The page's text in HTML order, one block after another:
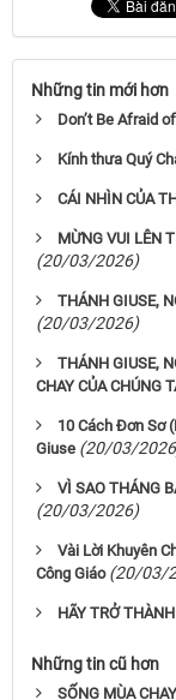
Những tin mới hơn
Don’t Be Afraid
Kính thưa Quý
CÁI NHÌN CỦA
MỪNG VUI LÊN
(20/03/2026)
THÁNH GIUSE,
(20/03/2026)
THÁNH GIUSE,
CHAY CỦA CHÚNG
10 Cách Đơn Sơ
Giuse (20/03/
VÌ SAO THÁNG
(20/03/2026)
Vài Lời Khuyên
Công Giáo (20/03/
HÃY TRỞ
Những tin cũ hơn
SỐNG MÙA